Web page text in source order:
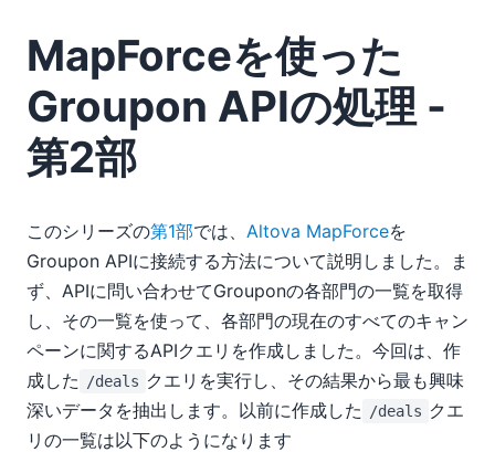
MapForceを使った
Groupon APIの処理 -
第2部
このシリーズの第1部では、 Altova MapForceを
Groupon APIに接続する方法について説明しました。ま
ず、APIに問い合わせてGrouponの各部門の一覧を取得
し、その一覧を使って、各部門の現在のすべてのキャン
ペーンに関するAPIクエリを作成しました。今回は、作
成した
/deals クエリを実行し、その結果から最も興味
深いデータを抽出します。以前に作成した
/deals クエ
リの一覧は以下のようになります